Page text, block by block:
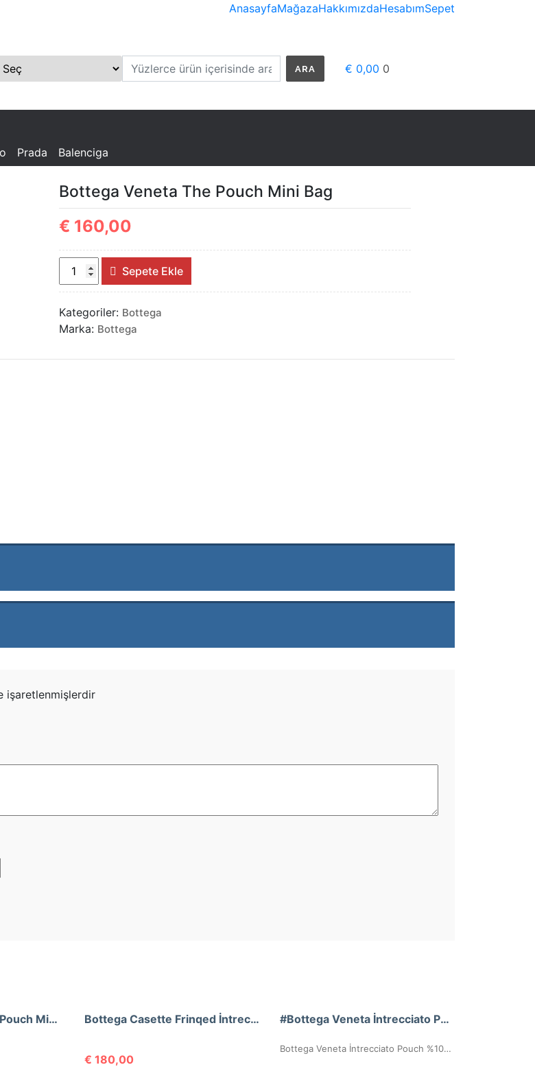
AnasayfaMağazaHakkımızdaHesabımSepet
ARA € 0,00 0
Prada
Balenciga
Bottega Veneta The Pouch Mini Bag
€ 160,00
Bottega
Veneta
Pouch
Mini
adet
Sepete Ekle
Kategoriler: Bottega
Marka: Bottega
işaretlenmişlerdir
Bottega Veneta The Pouch Mini Bag Bottega Casette Frinqed İntrecclo Bag
€ 180,00
#Bottega Veneta İntrecciato Pouch
Bottega Veneta İntrecciato Pouch %100 Hakiki Deri Clutch. Malzemesi el örgüsü, hakiki kuzu derisidir. Ölçüsü 20×15 cm dir. Kutulu, toz torbalı, sertifikalıdır.